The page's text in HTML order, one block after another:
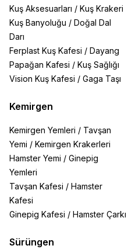
Kuş Aksesuarları / Kuş Krakeri
Kuş Banyoluğu / Doğal Dal
Darı
Ferplast Kuş Kafesi / Dayang
Papağan Kafesi / Kuş Sağlığı
Vision Kuş Kafesi / Gaga Taşı
Kemirgen
Kemirgen Yemleri / Tavşan
Yemi / Kemirgen Krakerleri
Hamster Yemi / Ginepig
Yemleri
Tavşan Kafesi / Hamster
Kafesi
Ginepig Kafesi / Hamster Çarkı
Sürüngen